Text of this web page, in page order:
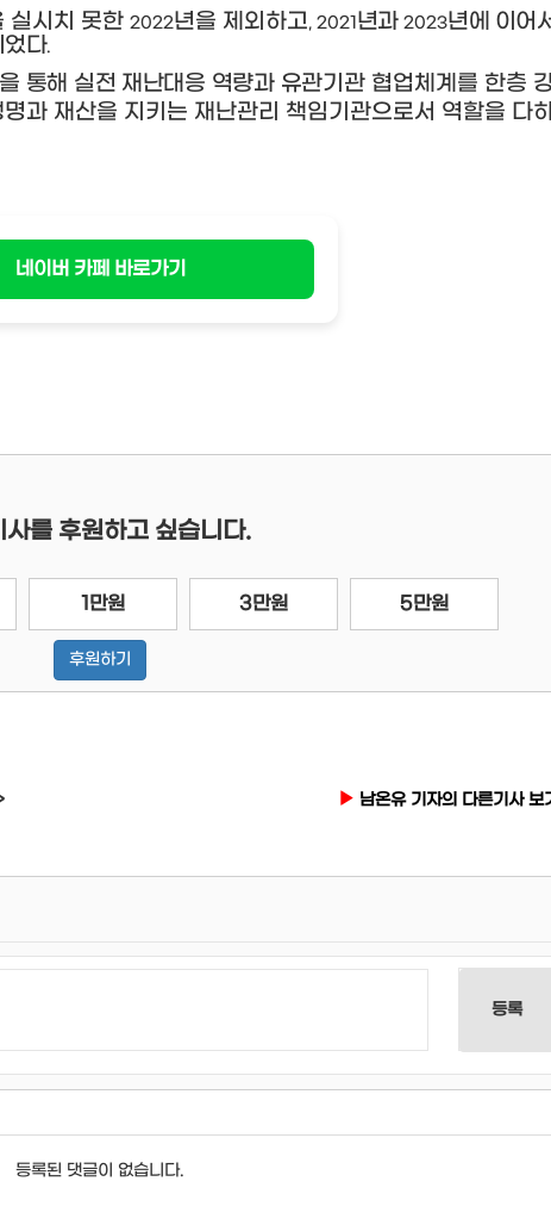
실시치 못한 2022년을 제외하고, 2021 년과2023년에 이어
었다.
통해 실전 재난대응 역량과 유관기관 협업체계를 한층
과 재산을 지키는 재난관리 책임기관으로서 역할을 다
네이버 카페 바로가기
사를 후원하고 싶습니다.
1만원 3만원 5만원
후원하기
남온유 기자의 다른기사 보
등록
등록된 댓글이 없습니다.